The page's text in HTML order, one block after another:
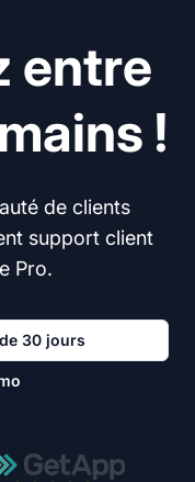
entre
!
de clients
support client
Pro.
30 jours